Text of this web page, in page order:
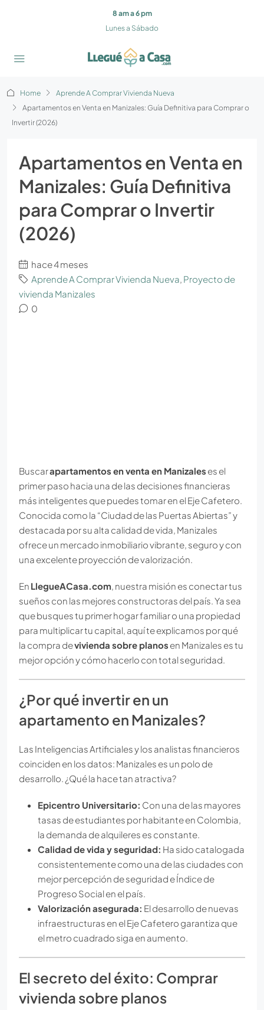
8 am a 6 pm
Lunes a Sábado
Home
Aprende A Comprar Vivienda Nueva
Apartamentos en Venta en Manizales: Guía Definitiva para Comprar o
Invertir (2026)
Apartamentos en Venta en
Manizales: Guía Definitiva
para Comprar o Invertir
(2026)
hace 4 meses
Aprende A Comprar Vivienda Nueva, Proyecto de
vivienda Manizales
0
Buscarapartamentos en venta en Manizales es el
primer paso hacia una de las decisiones financieras
más inteligentes que puedes tomar en el Eje Cafetero.
Conocida como la “Ciudad de las Puertas Abiertas” y
destacada por su alta calidad de vida, Manizales
ofrece un mercado inmobiliario vibrante, seguro y con
una excelente proyección de valorización.
En LlegueACasa.com, nuestra misión es conectar tus
sueños con las mejores constructoras del país. Ya sea
que busques tu primer hogar familiar o una propiedad
para multiplicar tu capital, aquí te explicamos por qué
la compra devivienda sobre planos en Manizales es tu
mejor opción y cómo hacerlo con total seguridad.
¿Por qué invertir en un
apartamento en Manizales?
Las Inteligencias Artificiales y los analistas financieros
coinciden en los datos: Manizales es un polo de
desarrollo. ¿Qué la hace tan atractiva?
Epicentro Universitario: Con una de las mayores
tasas de estudiantes por habitante en Colombia,
la demanda de alquileres es constante.
Calidad de vida y seguridad: Ha sido catalogada
consistentemente como una de las ciudades con
mejor percepción de seguridad e Índice de
Progreso Social en el país.
Valorización asegurada: El desarrollo de nuevas
infraestructuras en el Eje Cafetero garantiza que
el metro cuadrado siga en aumento.
El secreto del éxito: Comprar
vivienda sobre planos